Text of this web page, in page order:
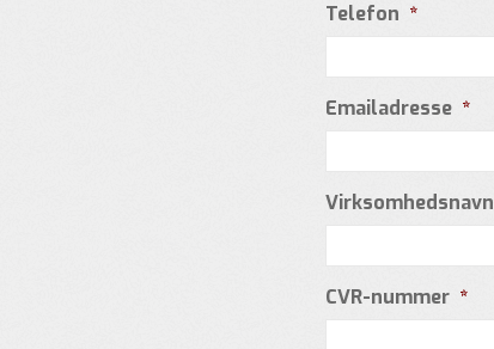
Telefon *
Emailadresse *
Virksomhedsnavn
CVR-nummer *